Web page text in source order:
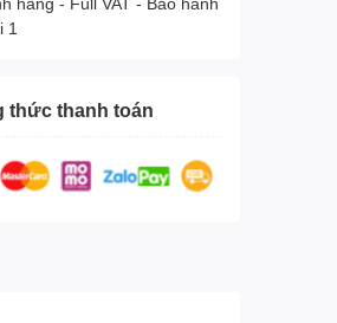
1
thức thanh toán